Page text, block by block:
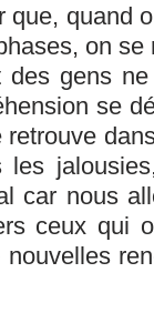
que, quand
on
gens
se
retrouve
car nous
ceux qui
nouvelles